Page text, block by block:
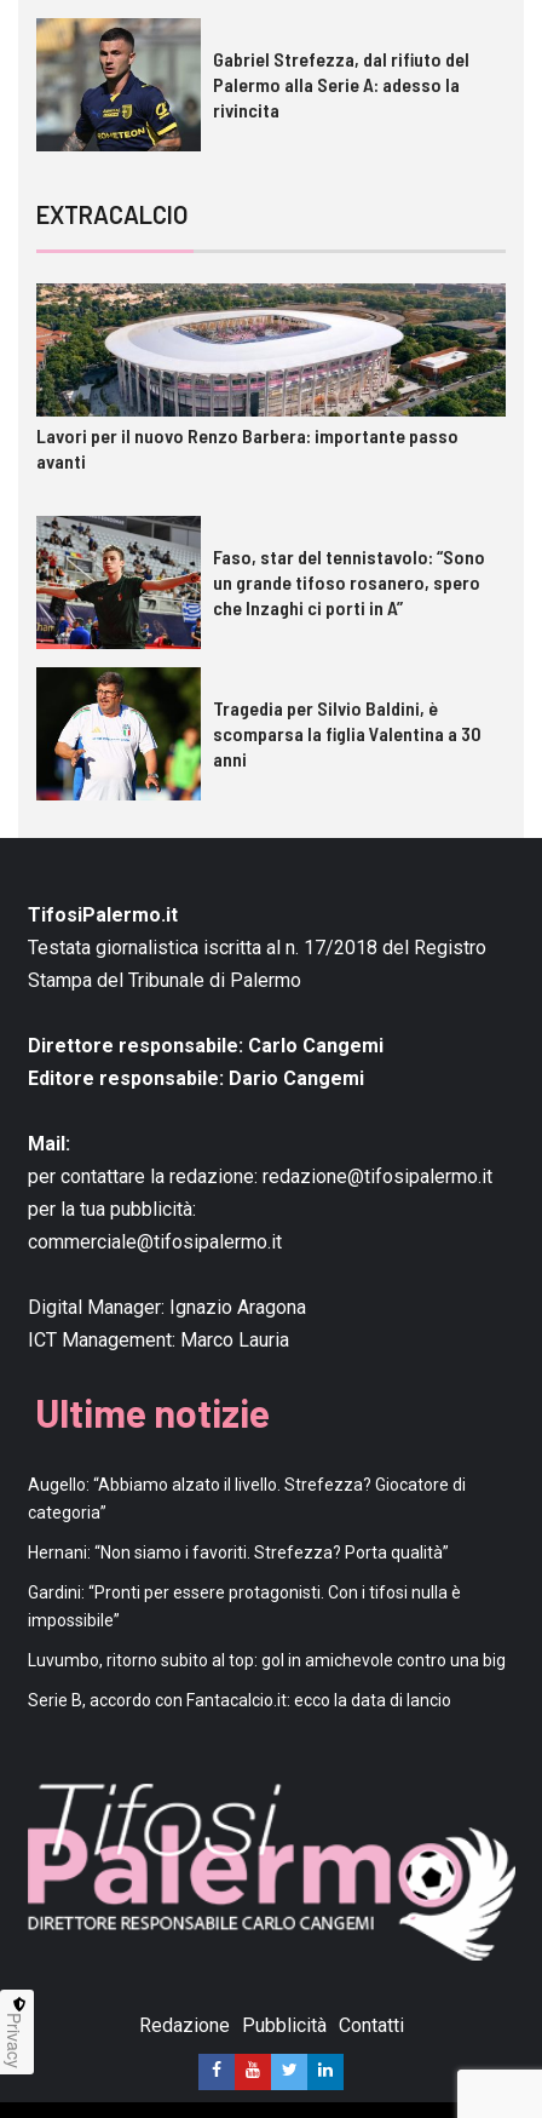
Gabriel Strefezza, dal rifiuto del
Palermo alla Serie A: adesso la
rivincita
EXTRACALCIO
Lavori per il nuovo Renzo Barbera: importante passo
avanti
Faso, star del tennistavolo: “Sono
un grande tifoso rosanero, spero
che Inzaghi ci porti in A”
Tragedia per Silvio Baldini, è
scomparsa la figlia Valentina a 30
anni
TifosiPalermo.it
Testata giornalistica iscritta al n. 17/2018 del Registro
Stampa del Tribunale di Palermo
Direttore responsabile: Carlo Cangemi
Editore responsabile: Dario Cangemi
Mail:
per contattare la redazione: redazione@tifosipalermo.it
per la tua pubblicità:
commerciale@tifosipalermo.it
Digital Manager: Ignazio Aragona
ICT Management: Marco Lauria
Ultime notizie
Augello: “Abbiamo alzato il livello. Strefezza? Giocatore di
categoria”
Hernani: “Non siamo i favoriti. Strefezza? Porta qualità”
Gardini: “Pronti per essere protagonisti. Con i tifosi nulla è
impossibile”
Luvumbo, ritorno subito al top: gol in amichevole contro una big
Serie B, accordo con Fantacalcio.it: ecco la data di lancio
Redazione Pubblicità Contatti
Privacy